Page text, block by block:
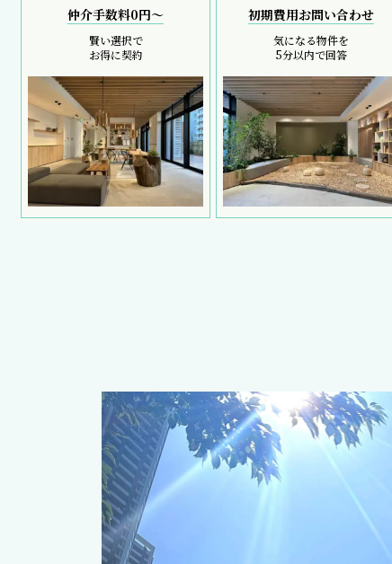
仲介手数料0円～
賢い選択で
お得に契約
初期費用お問い合わせ
気になる物件を
5分以内で回答